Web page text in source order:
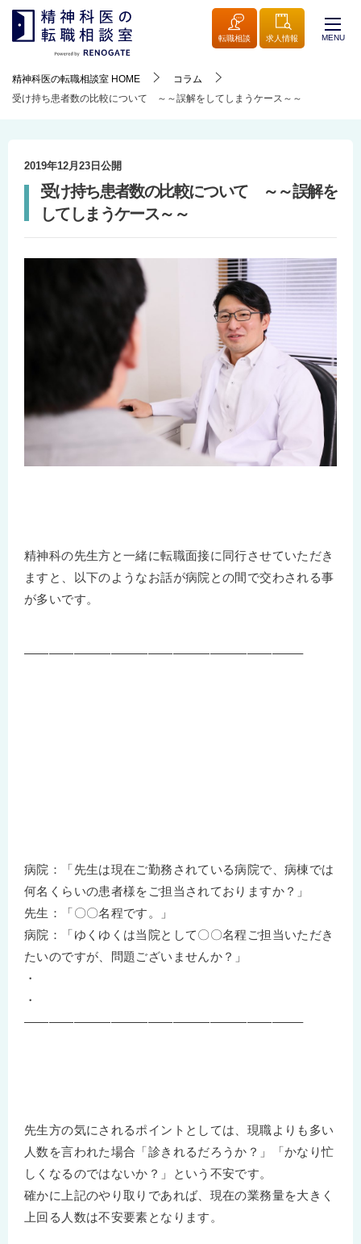
転職相談 求人情報 MENU
精神科医の転職相談室 HOME
コラム
受け持ち患者数の比較について ～～誤解をしてしまうケース～～
2019年12月23日 公開
受け持ち患者数の比較について ～～誤解を
してしまうケース～～
精神科の先生方と一緒に転職面接に同行させていただき
ますと、以下のようなお話が病院との間で交わされる事
が多いです。
——————————————————————–
病院：「先生は現在ご勤務されている病院で、病棟では
何名くらいの患者様をご担当されておりますか？」
先生：「〇〇名程です。」
病院：「ゆくゆくは当院として〇〇名程ご担当いただき
たいのですが、問題ございませんか？」
・
・
——————————————————————–
先生方の気にされるポイントとしては、現職よりも多い
人数を言われた場合「診きれるだろうか？」「かなり忙
しくなるのではないか？」という不安です。
確かに上記のやり取りであれば、現在の業務量を大きく
上回る人数は不安要素となります。